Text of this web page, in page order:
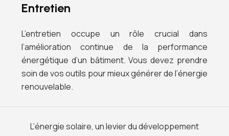
Entretien
L’entretien occupe un rôle crucial dans
l’amélioration continue de la performance
énergétique d’un bâtiment. Vous devez prendre
soin de vos outils pour mieux générer de l’énergie
renouvelable.
L’énergie solaire, un levier du développement